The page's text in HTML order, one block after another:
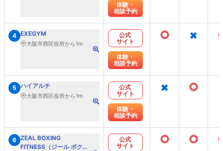
体験・
相談予約
4 EXEGYM
大阪市西区役所から1m
公式
サイト
体験・
相談予約
○ ×
5 ハイアルチ
大阪市西区役所から1m
公式
サイト
体験・
相談予約
× ○
6 ZEAL BOXING
FITNESS（ジール ボクシ
公式
サイト
○ ○